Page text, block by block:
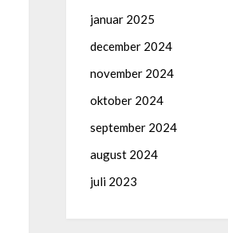
januar 2025
december 2024
november 2024
oktober 2024
september 2024
august 2024
juli 2023